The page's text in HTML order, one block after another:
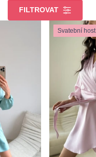
FILTROVAT
Svatební host